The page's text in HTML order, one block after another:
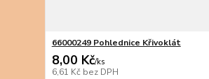
66000249 Pohlednice Křivoklát
8,00 Kč/ks
6,61 Kč bez DPH